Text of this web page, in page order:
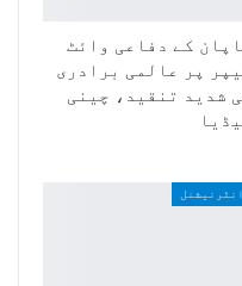
کے دفاعی وائٹ
پر عالمی برادری
شدید تنقید، چینی
انٹرنیشنل